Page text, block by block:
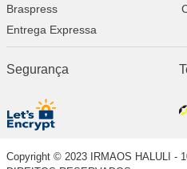
Braspress
Entrega Expressa
Segurança
Copyright © 2023 IRMAOS HALULI -